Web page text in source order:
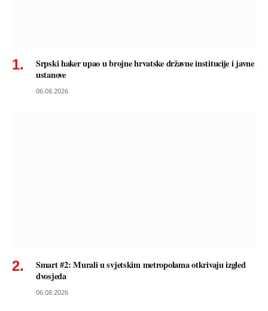
Srpski haker upao u brojne hrvatske državne institucije i javne
ustanove
06.08.2026
Smart #2: Murali u svjetskim metropolama otkrivaju izgled
dvosjeda
06.08.2026